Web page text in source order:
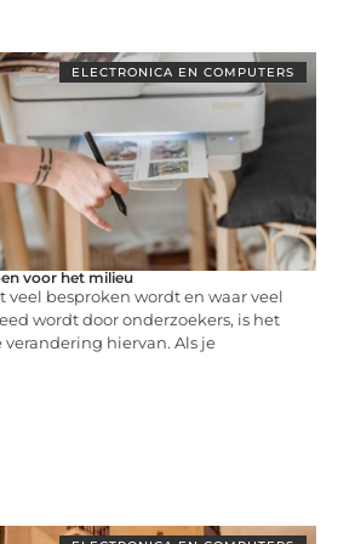
ELECTRONICA EN COMPUTERS
voor het milieu
veel besproken wordt en waar veel
wordt door onderzoekers, is het
hiervan. Als je